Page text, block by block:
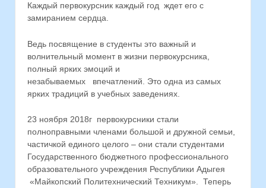
Каждый первокурсник каждый год ждет его с
замиранием сердца.
Ведь посвящение в студенты это важный и
волнительный момент в жизни первокурсника,
полный ярких эмоций и
незабываемых впечатлений. Это одна из самых
ярких традиций в учебных заведениях.
23 ноября 2018г первокурсники стали
полноправными членами большой и дружной семьи,
частичкой единого целого – они стали студентами
Государственного бюджетного профессионального
образовательного учреждения Республики Адыгея
«Майкопский Политехнический Техникум». Теперь